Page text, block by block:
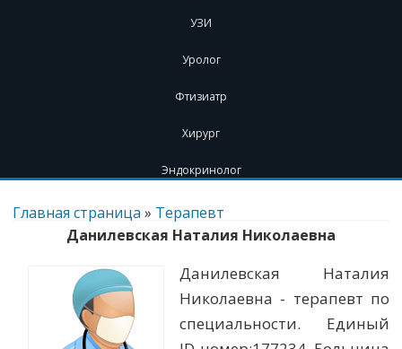
УЗИ
Уролог
Фтизиатр
Хирург
Эндокринолог
Перейти
содержимому
Главная страница » Терапевт
Данилевская Наталия Николаевна
Данилевская Наталия
Николаевна - терапевт по
специальности. Единый